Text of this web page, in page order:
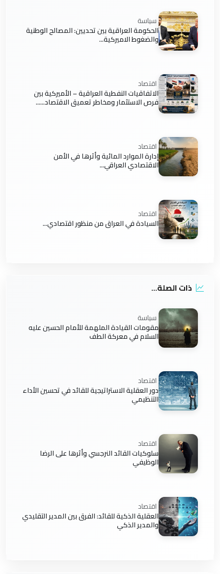
سياسة
الحكومة العراقية بين تحديين: المصالح الوطنية
والضغوط الاميركية...
اقتصاد
الاتفاقيات النفطية العراقية – الأميركية بين
فرص الاستثمار ومخاطر تعميق الاقتصاد......
اقتصاد
إدارة الموارد المائية وأثرها في الأمن
الاقتصادي العراقي...
اقتصاد
السيادة في العراق من منظور اقتصادي...
ذات الصلة...
سياسة
مقومات القيادة الملهمة للأمام الحسين عليه
السلام في معركة الطف
اقتصاد
دور العقلية الاستراتيجية للقائد في تحسين الأداء
التنظيمي
اقتصاد
سلوكيات القائد النرجسي وأثرها على الرضا
الوظيفي
اقتصاد
العقلية الذكية للقائد: الفرق بين المدير التقليدي
والمدير الذكي